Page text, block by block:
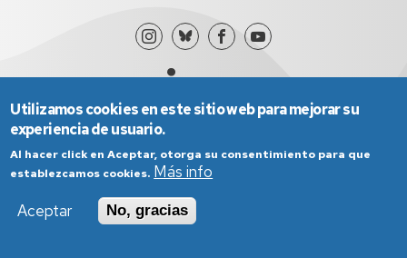
Aviso Legal
Condiciones generales de uso
Política de Privacidad
Política de Cookies
Política de Accesibilidad
Utilizamos cookies en este sitio web para mejorar su
experiencia de usuario.
Al hacer click en Aceptar, otorga su consentimiento para que
establezcamos cookies. Más info
Aceptar
No, gracias